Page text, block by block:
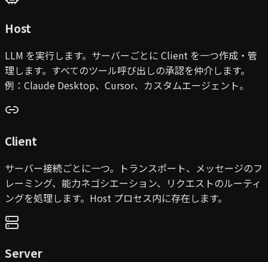
Host
LLM を実行します。サーバーごとに Client を一つ作成・管
理します。すべてのツール呼び出しの承認を仲介します。
例：Claude Desktop、Cursor、カスタムエージェント。
Client
サーバー接続ごとに一つ。トランスポート、メッセージのフ
レーミング、能力ネゴシエーション、リクエストのルーティ
ングを処理します。Host プロセス内に存在します。
Server